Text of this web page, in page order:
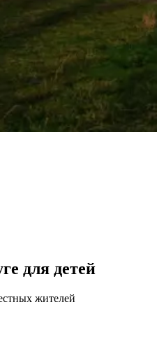
для детей
жителей